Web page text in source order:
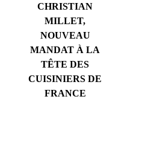
CHRISTIAN
MILLET,
NOUVEAU
MANDAT À LA
TÊTE DES
CUISINIERS DE
FRANCE